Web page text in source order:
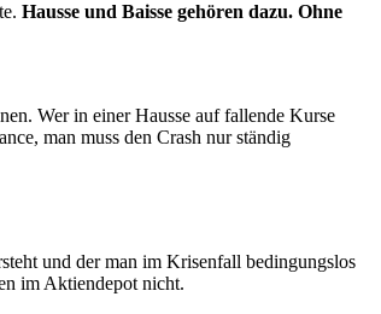
Hausse und Baisse gehören dazu. Ohne
Wer in einer Hausse auf fallende Kurse
man muss den Crash nur ständig
und der man im Krisenfall bedingungslos
im Aktiendepot nicht.